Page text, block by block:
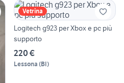
Vetrina
Logitech g923 per Xbox e pc più
supporto
220 €
Lessona (BI)